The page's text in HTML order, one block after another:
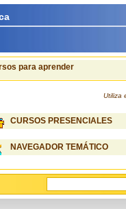
para aprender
Utiliza
CURSOS PRESENCIALES
NAVEGADOR TEMÁTICO